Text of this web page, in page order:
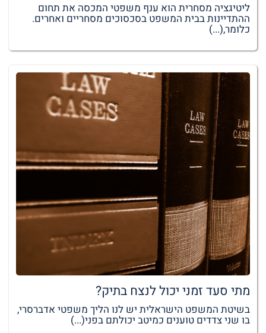
ליטיגציה מסחרית הוא ענף משפטי המכסה את תחום
ההתדיינות בבית המשפט בסכסוכים מסחריים ואחרים.
כלומר,(...)
מתי סעד זמני יכול לנצח בתיק?
בשיטת המשפט הישראלית יש לנו הליך משפטי אדברסרי,
בו שני צדדים טוענים כמיטב יכולתם בפני(...)